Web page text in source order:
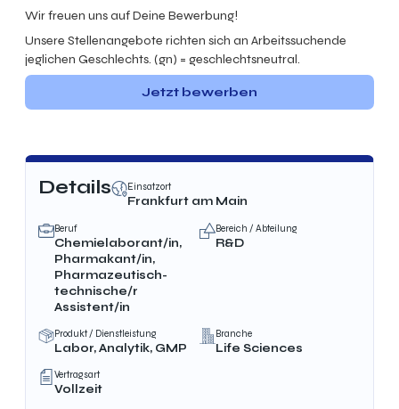
Wir freuen uns auf Deine Bewerbung!
Unsere Stellenangebote richten sich an Arbeitssuchende
jeglichen Geschlechts. (gn) = geschlechtsneutral.
Jetzt bewerben
Details Einsatzort
Frankfurt am Main
Beruf
Chemielaborant/in,
Pharmakant/in,
Pharmazeutisch-
technische/r
Assistent/in
Bereich / Abteilung
R&D
Produkt / Dienstleistung
Labor, Analytik, GMP
Branche
Life Sciences
Vertragsart
Vollzeit